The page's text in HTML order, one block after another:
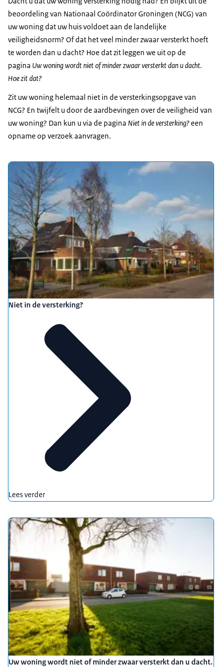
beoordeling van Nationaal Coördinator Groningen (NCG) van
uw woning dat uw huis voldoet aan de landelijke
veiligheidsnorm? Of dat het veel minder zwaar versterkt hoeft
te worden dan u dacht? Hoe dat zit leggen we uit op de
pagina Uw woning wordt niet of minder zwaar versterkt dan u dacht.
Hoe zit dat?
Zit uw woning helemaal niet in de versterkingsopgave van
NCG? En twijfelt u door de aardbevingen over de veiligheid van
uw woning? Dan kun u via de pagina Niet in de versterking?een
opname op verzoek aanvragen.
Uitgelicht
Niet in de versterking?
Lees verder
Uw woning wordt niet of minder zwaar versterkt dan u dacht.